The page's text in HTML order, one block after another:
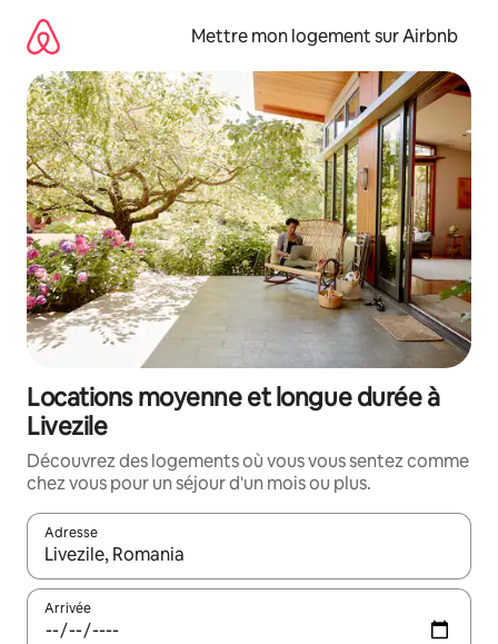
directement
contenu
Mettre mon logement sur Airbnb
Locations moyenne et longue durée à
Livezile
Découvrez des logements où vous vous sentez comme
chez vous pour un séjour d'un mois ou plus.
Adresse
Lorsque les résultats s'affichent, utilisez les flèches vers le
Arrivée